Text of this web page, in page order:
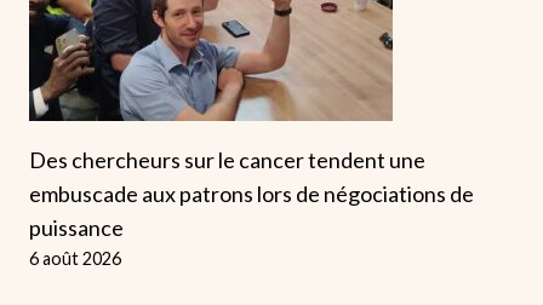
Des chercheurs sur le cancer tendent une
embuscade aux patrons lors de négociations de
puissance
6 août 2026